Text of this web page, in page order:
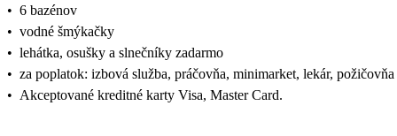
• 6 bazénov
• vodné šmýkačky
• lehátka, osušky a slnečníky zadarmo
• za poplatok: izbová služba, práčovňa, minimarket, lekár, požičovňa
• Akceptované kreditné karty Visa, Master Card.